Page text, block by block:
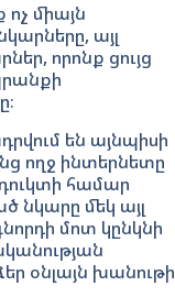
միայն
այլ
որոնք ցույց
են այնպիսի
ողջ ինտերնետը
համար
նկարը մեկ այլ
մոտ կընկնի
օնլայն խանութի